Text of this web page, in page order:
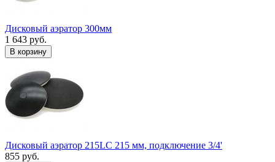
Дисковый аэратор 300мм
1 643 руб.
В корзину
Дисковый аэратор 215LC 215 мм, подключение 3/4'
855 руб.